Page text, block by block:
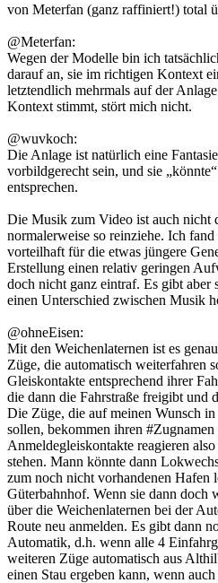
von Meterfan (ganz raffiniert!) total
@Meterfan:
Wegen der Modelle bin ich
darauf an, sie im richtigen Kontext
letztendlich mehrmals auf der
Kontext stimmt, stört mich nicht.
@wuvkoch:
Die Anlage ist natürlich eine
vorbildgerecht sein, und sie
entsprechen.
Die Musik zum Video ist auch nicht
normalerweise so reinziehe. Ich
vorteilhaft für die etwas jüngere
Erstellung einen relativ geringen
doch nicht ganz eintraf. Es gibt aber
einen Unterschied zwischen Musik
@ohneEisen:
Mit den Weichenlaternen ist es
Züge, die automatisch weiterfahren
Gleiskontakte entsprechend ihrer
die dann die Fahrstraße freigibt und
Die Züge, die auf meinen Wunsch
sollen, bekommen ihren #Zugnamen
Anmeldegleiskontakte reagieren
stehen. Mann könnte dann
zum noch nicht vorhandenen Hafen
Güterbahnhof. Wenn sie dann doch
über die Weichenlaternen bei der
Route neu anmelden. Es gibt dann
Automatik, d.h. wenn alle 4
weiteren Züge automatisch aus
einen Stau ergeben kann, wenn